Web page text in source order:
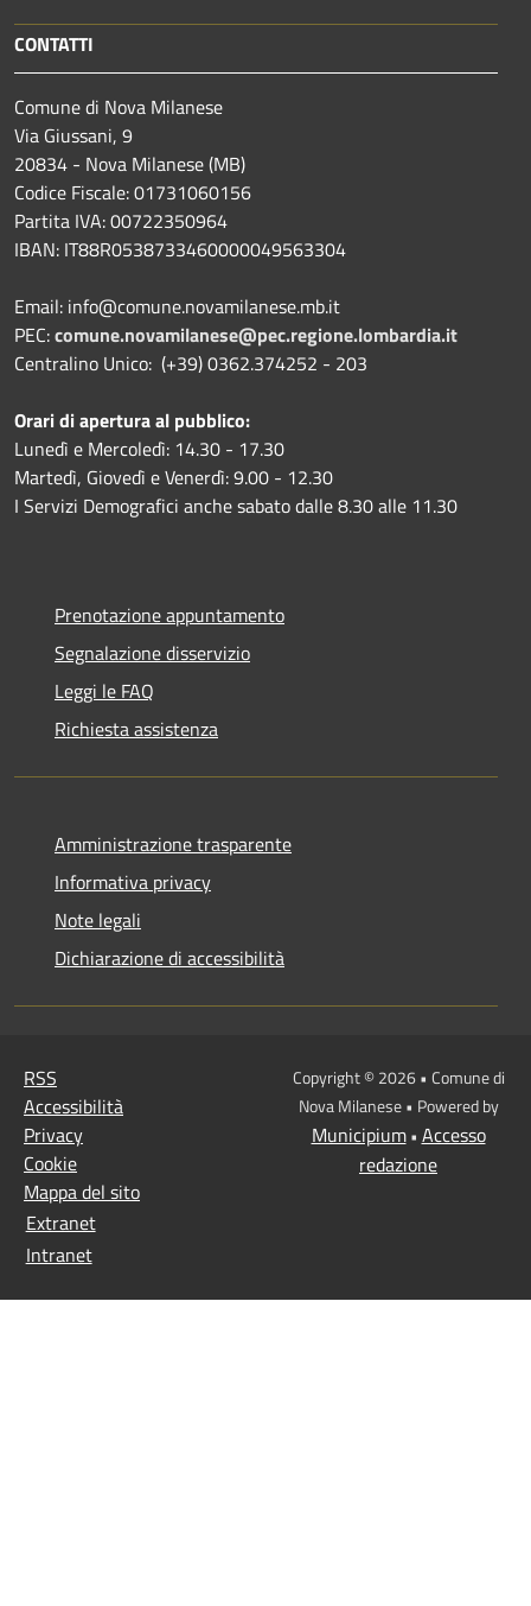
CONTATTI
Comune di Nova Milanese
Via Giussani, 9
20834 - Nova Milanese (MB)
Codice Fiscale: 01731060156
Partita IVA: 00722350964
IBAN: IT88R0538733460000049563304
Email: info@comune.novamilanese.mb.it
PEC:comune.novamilanese@pec.regione.lombardia.it
Centralino Unico: (+39) 0362.374252 - 203
Orari di apertura al pubblico:
Lunedì e Mercoledì: 14.30 - 17.30
Martedì, Giovedì e Venerdì: 9.00 - 12.30
I Servizi Demografici anche sabato dalle 8.30 alle 11.30
Prenotazione appuntamento
Segnalazione disservizio
Leggi le FAQ
Richiesta assistenza
Amministrazione trasparente
Informativa privacy
Note legali
Dichiarazione di accessibilità
RSS
Accessibilità
Privacy
Cookie
Mappa del sito
Extranet
Intranet
Copyright © 2026 • Comune di
Nova Milanese • Powered by
Municipium• Accesso
redazione